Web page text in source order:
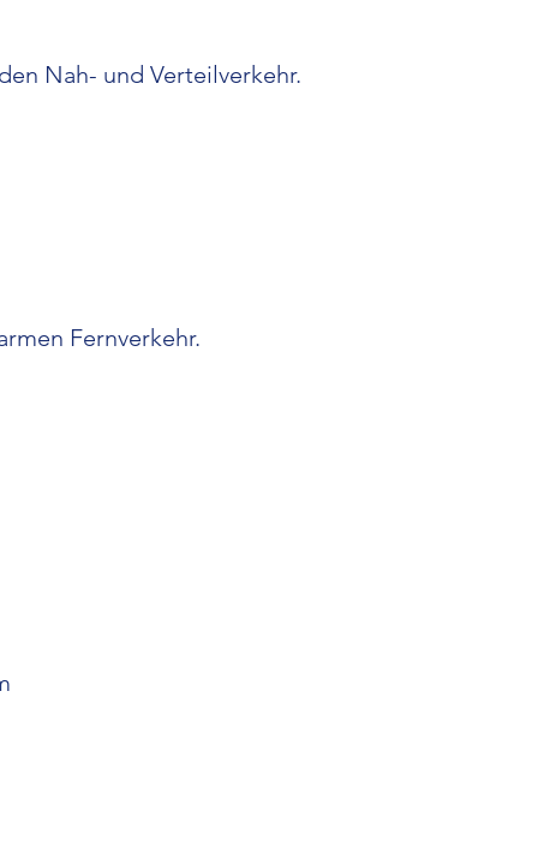
Nah- und Verteilverkehr.
Fernverkehr.